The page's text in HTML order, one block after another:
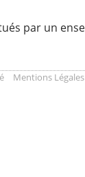
par un
Mentions Légales